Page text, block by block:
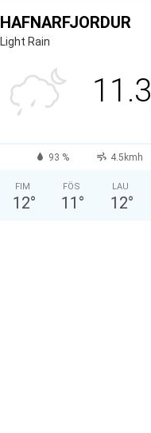
HAFNARFJORDUR
Light Rain
11.3
93 % 4.5kmh
FIM
12°
FÖS
11 °
LAU
12°